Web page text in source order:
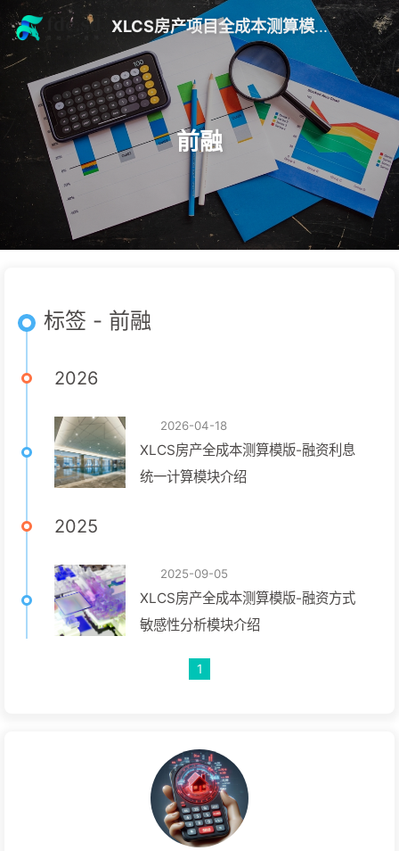
XLCS房产项目全成本测算模版 V10
前融
标签 - 前融
2026
2026-04-18
XLCS房产全成本测算模版-融资利息
统一计算模块介绍
2025
2025-09-05
XLCS房产全成本测算模版-融资方式
敏感性分析模块介绍
1